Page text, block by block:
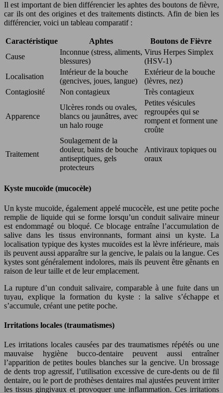
Il est important de bien différencier les aphtes des boutons de fièvre,
car ils ont des origines et des traitements distincts. Afin de bien les
différencier, voici un tableau comparatif :
Caractéristique Aphtes
Boutons de Fièvre
Cause
Inconnue (stress, aliments,
blessures)
Virus Herpes Simplex
(HSV-1)
Localisation
Intérieur de la bouche
(gencives, joues, langue)
Extérieur de la bouche
(lèvres, nez)
Contagiosité
Non contagieux Très contagieux
Apparence
Ulcères ronds ou ovales,
blancs ou jaunâtres, avec
un halo rouge
Petites vésicules
regroupées qui se
rompent et forment une
croûte
Traitement
Soulagement de la
douleur, bains de bouche
antiseptiques, gels
protecteurs
Antiviraux topiques ou
oraux
Kyste mucoïde (mucocèle)
Un kyste mucoïde, également appelé mucocèle, est une petite poche
remplie de liquide qui se forme lorsqu’un conduit salivaire mineur
est endommagé ou bloqué. Ce blocage entraîne l’accumulation de
salive dans les tissus environnants, formant ainsi un kyste. La
localisation typique des kystes mucoïdes est la lèvre inférieure, mais
ils peuvent aussi apparaître sur la gencive, le palais ou la langue. Ces
kystes sont généralement indolores, mais ils peuvent être gênants en
raison de leur taille et de leur emplacement.
La rupture d’un conduit salivaire, comparable à une fuite dans un
tuyau, explique la formation du kyste : la salive s’échappe et
s’accumule, créant une petite poche.
Irritations locales (traumatismes)
Les irritations locales causées par des traumatismes répétés ou une
mauvaise hygiène bucco-dentaire peuvent aussi entraîner
l’apparition de petites boules blanches sur la gencive. Un brossage
de dents trop agressif, l’utilisation excessive de cure-dents ou de fil
dentaire, ou le port de prothèses dentaires mal ajustées peuvent irriter
les tissus gingivaux et provoquer une inflammation. Ces irritations